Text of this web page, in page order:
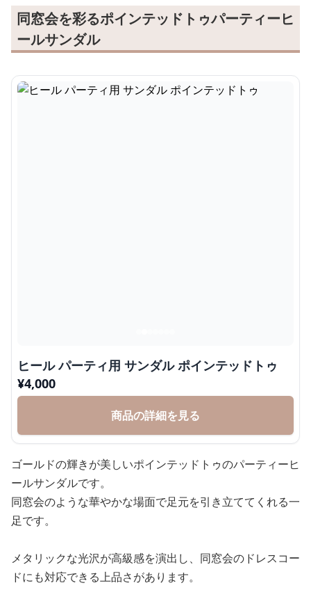
同窓会を彩るポインテッドトゥパーティーヒ
ールサンダル
ヒール パーティ用 サンダル ポインテッドトゥ
¥4,000
商品の詳細を見る
ゴールドの輝きが美しいポインテッドトゥのパーティーヒ
ールサンダルです。
同窓会のような華やかな場面で足元を引き立ててくれる一
足です。
メタリックな光沢が高級感を演出し、同窓会のドレスコー
ドにも対応できる上品さがあります。